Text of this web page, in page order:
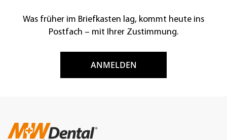
Was früher im Briefkasten lag, kommt heute ins
Postfach – mit Ihrer Zustimmung.
ANMELDEN